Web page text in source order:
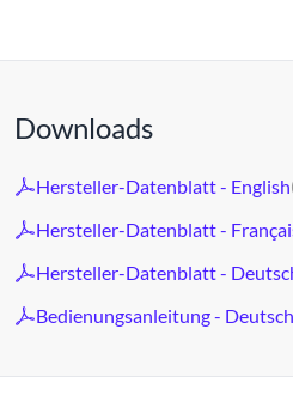
Downloads
Hersteller-Datenblatt - English
Hersteller-Datenblatt -
Hersteller-Datenblatt -
Bedienungsanleitung - Deutsch